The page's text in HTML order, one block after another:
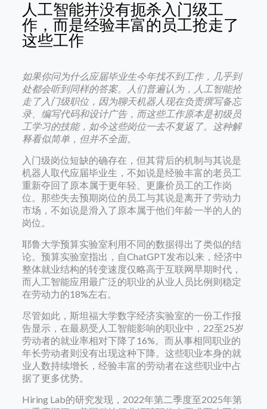
人工智能并没有扼杀入门级工
作，而是经验丰富的员工抢走了
这些工作
如果你问为什么应届毕业生今年找不到工作，几乎到
处都会听到同样的答案。人们普遍认为，人工智能抢
走了入门级职位，因为聊天机器人现在负责撰写备忘
录、编写代码和设计广告，而这些工作原本是初级员
工学习的技能，如今这些岗位一去不复返了。这种解
释看似简单，但并不全面。
入门级岗位短缺的确存在，但其背后的机制与其说是
机器人取代应届毕业生，不如说是经验丰富的老员工
重新夺回了原本属于更年轻、更廉价员工的工作岗
位。那些失去预期岗位的员工与其说是离开了劳动力
市场，不如说是滑入了原本属于他们年龄一半的人的
岗位。
耶鲁大学预算实验室利用不同的数据得出了类似的结
论。预算实验室指出，自ChatGPT发布以来，经济中
整体就业结构的转变速度仅略高于互联网早期时代，
而人工智能应用最广泛的职业的从业人员比例则稳定
在劳动力的18%左右。
尽管如此，斯坦福大学数字经济实验室的一份工作报
告显示，在最易受人工智能影响的职业中，22至25岁
劳动者的就业率相对下降了16%。而从事相同职业的
年长劳动者则没有出现这种下降。这些职业本身的就
业人数持续增长，经验丰富的劳动者在这些职业中占
据了更多优势。
Hiring Lab的研究发现，2022年第二季度至2025年第